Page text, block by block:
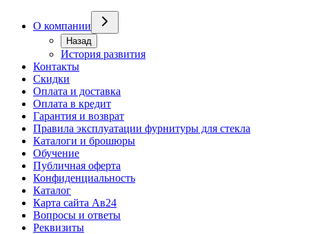
О компании
Назад
История развития
Контакты
Скидки
Оплата и доставка
Оплата в кредит
Гарантия и возврат
Правила эксплуатации фурнитуры для стекла
Каталоги и брошюры
Обучение
Публичная оферта
Конфиденциальность
Каталог
Карта сайта Ав24
Вопросы и ответы
Реквизиты